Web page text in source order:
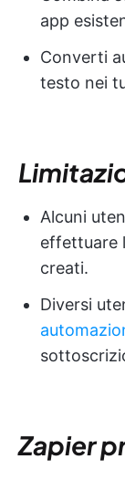
app
Converti
testo nei
Alcuni
effettuare
creati.
Diversi
Zapier